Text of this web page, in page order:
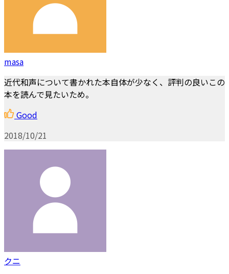
masa
近代和声について書かれた本自体が少なく、評判の良いこの
本を読んで見たいため。
Good
2018/10/21
クニ